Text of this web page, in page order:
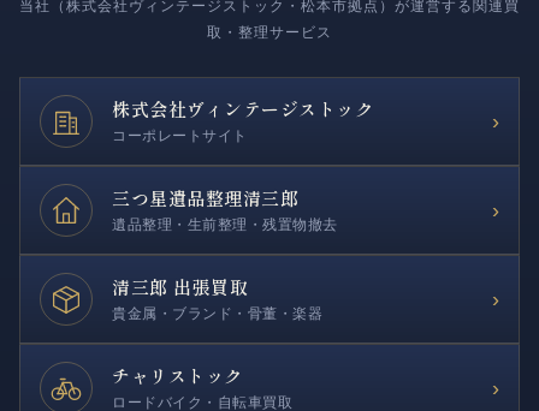
当社（株式会社ヴィンテージストック・松本市拠点）が運営する関連買
取・整理サービス
株式会社ヴィンテージストック
コーポレートサイト
›
三つ星遺品整理清三郎
遺品整理・生前整理・残置物撤去
›
清三郎 出張買取
貴金属・ブランド・骨董・楽器
›
チャリストック
ロードバイク・自転車買取
›